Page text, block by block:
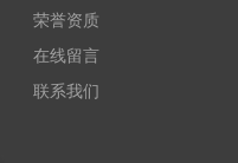
荣誉资质
在线留言
联系我们